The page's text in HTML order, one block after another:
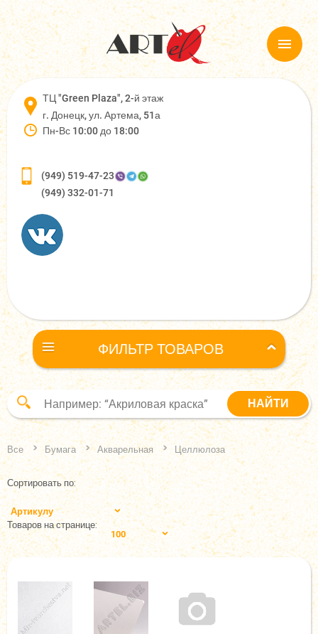
ТЦ "Green Plaza", 2-й этаж
г. Донецк, ул. Артема, 51а
Пн-Вс 10:00 до 18:00
(949) 519-47-23
(949) 332-01-71
ФИЛЬТР ТОВАРОВ
Все Бумага Акварельная Целлюлоза
Сортировать по:
Артикулу
Товаров на странице:
100